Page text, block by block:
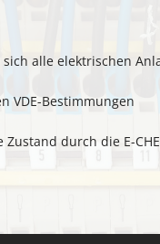
alle elektrischen
VDE-Bestimmungen
durch die E-